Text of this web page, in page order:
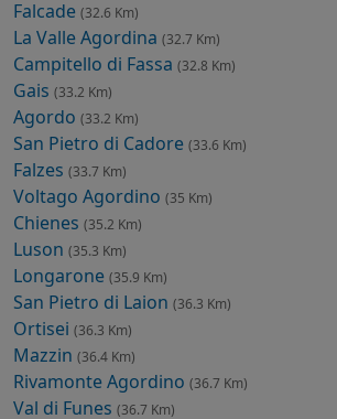
Falcade (32.6 Km)
La Valle Agordina (32.7 Km)
Campitello di Fassa (32.8 Km)
Gais (33.2 Km)
Agordo (33.2 Km)
San Pietro di Cadore (33.6 Km)
Falzes (33.7 Km)
Voltago Agordino (35 Km)
Chienes (35.2 Km)
Luson (35.3 Km)
Longarone (35.9 Km)
San Pietro di Laion (36.3 Km)
Ortisei (36.3 Km)
Mazzin (36.4 Km)
Rivamonte Agordino (36.7 Km)
Val di Funes (36.7 Km)